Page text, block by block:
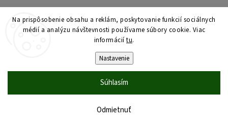
Na prispôsobenie obsahu a reklám, poskytovanie funkcií sociálnych
médií a analýzu návštevnosti používame súbory cookie. Viac
informáciítu.
Nastavenie
Odmietnuť
Súhlasím
Upraviť nastavenie cookies